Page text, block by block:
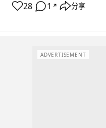
28 1 ↗ 分享
ADVERTISEMENT